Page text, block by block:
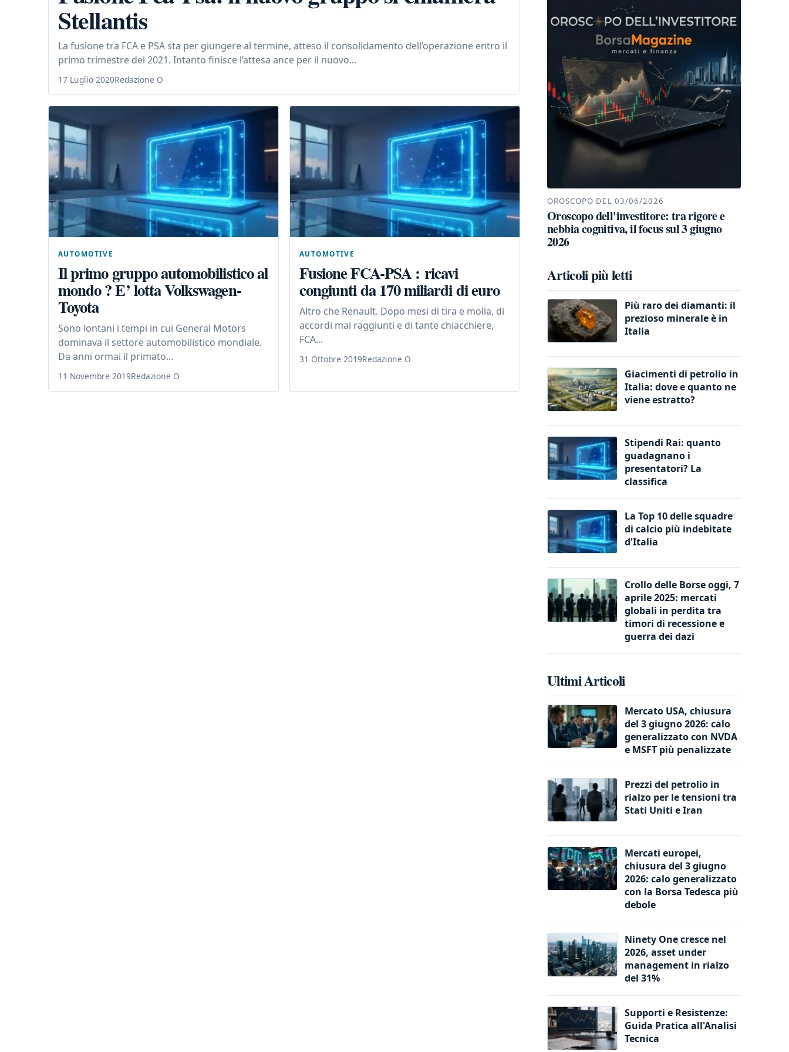
Stellantis
La fusione tra FCA e PSA sta per giungere al termine, atteso il consolidamento dell’operazione entro il
primo trimestre del 2021. Intanto finisce l’attesa ance per il nuovo...
17 Luglio 2020Redazione O
AUTOMOTIVE
Il primo gruppo automobilistico al
mondo ? E’ lotta Volkswagen-
Toyota
Sono lontani i tempi in cui General Motors
dominava il settore automobilistico mondiale.
Da anni ormai il primato...
11 Novembre 2019Redazione O
AUTOMOTIVE
Fusione FCA-PSA : ricavi
congiunti da 170 miliardi di euro
Altro che Renault. Dopo mesi di tira e molla, di
accordi mai raggiunti e di tante chiacchiere,
FCA...
31 Ottobre 2019Redazione O
OROSCOPO DEL 03/06/2026
Oroscopo dell'investitore: tra rigore e
nebbia cognitiva, il focus sul 3 giugno
2026
Articoli più letti
Più raro dei diamanti: il
prezioso minerale è in
Italia
Giacimenti di petrolio in
Italia: dove e quanto ne
viene estratto?
Stipendi Rai: quanto
guadagnano i
presentatori? La
classifica
La Top 10 delle squadre
di calcio più indebitate
d'Italia
Crollo delle Borse oggi, 7
aprile 2025: mercati
globali in perdita tra
timori di recessione e
guerra dei dazi
Ultimi Articoli
Mercato USA, chiusura
del 3 giugno 2026: calo
generalizzato con NVDA
e MSFT più penalizzate
Prezzi del petrolio in
rialzo per le tensioni tra
Stati Uniti e Iran
Mercati europei,
chiusura del 3 giugno
2026: calo generalizzato
con la Borsa Tedesca più
debole
Ninety One cresce nel
2026, asset under
management in rialzo
del 31%
Supporti e Resistenze:
Guida Pratica all'Analisi
Tecnica